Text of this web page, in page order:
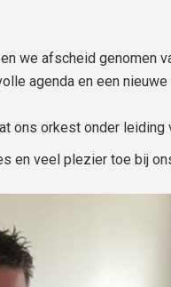
we afscheid genomen
agenda en een
ons orkest onder leiding
en veel plezier toe bij